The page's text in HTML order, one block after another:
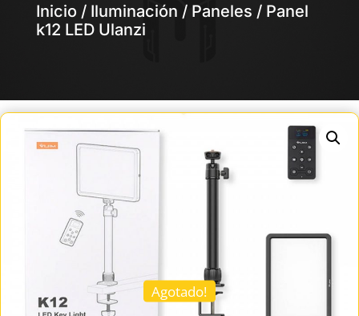
Inicio/ Iluminación / Paneles / Panel
k12 LED Ulanzi
Agotado!